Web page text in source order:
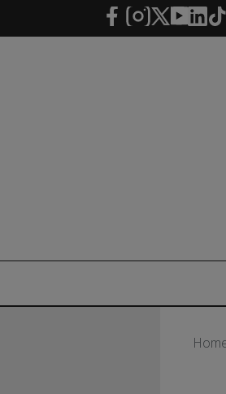
Salta al contingut principal